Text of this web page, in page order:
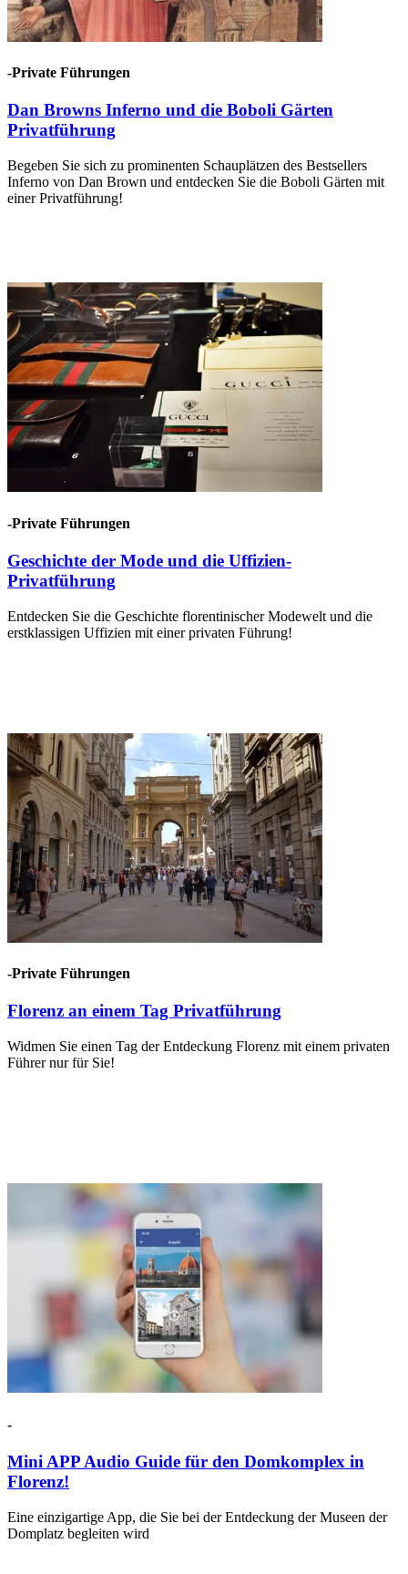
-Private Führungen
Dan Browns Inferno und die Boboli Gärten
Privatführung
Begeben Sie sich zu prominenten Schauplätzen des Bestsellers
Inferno von Dan Brown und entdecken Sie die Boboli Gärten mit
einer Privatführung!
-Private Führungen
Geschichte der Mode und die Uffizien-
Privatführung
Entdecken Sie die Geschichte florentinischer Modewelt und die
erstklassigen Uffizien mit einer privaten Führung!
-Private Führungen
Florenz an einem Tag Privatführung
Widmen Sie einen Tag der Entdeckung Florenz mit einem privaten
Führer nur für Sie!
-
Mini APP Audio Guide für den Domkomplex in
Florenz!
Eine einzigartige App, die Sie bei der Entdeckung der Museen der
Domplatz begleiten wird